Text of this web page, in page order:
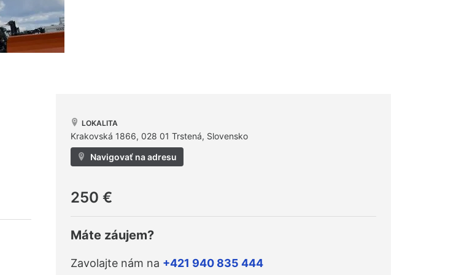
LOKALITA
Krakovská 1866, 028 01 Trstená, Slovensko
Navigovať na adresu
250 €
Máte záujem?
Zavolajte nám na +421 940 835 444